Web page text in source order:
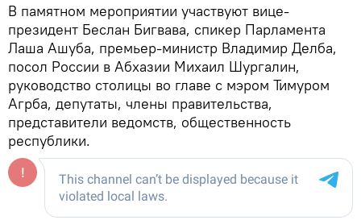
В памятном мероприятии участвуют вице-
президент Беслан Бигвава, спикер Парламента
Лаша Ашуба, премьер-министр Владимир Делба,
посол России в Абхазии Михаил Шургалин,
руководство столицы во главе с мэром Тимуром
Агрба, депутаты, члены правительства,
представители ведомств, общественность
республики.